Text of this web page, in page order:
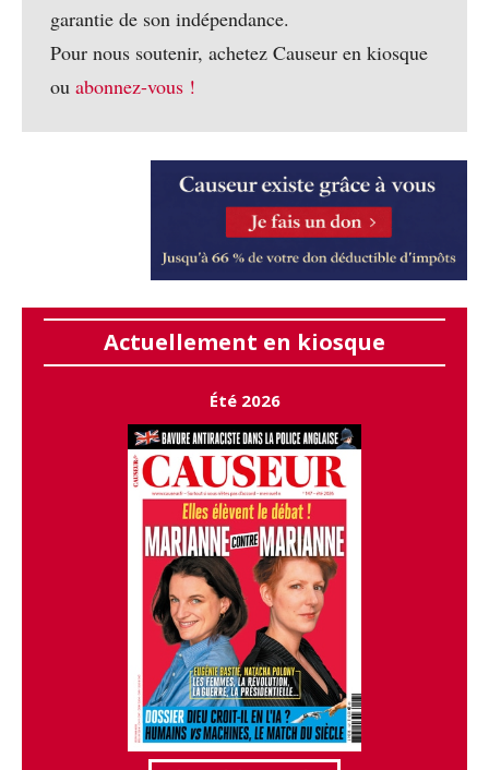
garantie de son indépendance.
Pour nous soutenir, achetez Causeur en kiosque
ou abonnez-vous !
Actuellement en kiosque
Été 2026